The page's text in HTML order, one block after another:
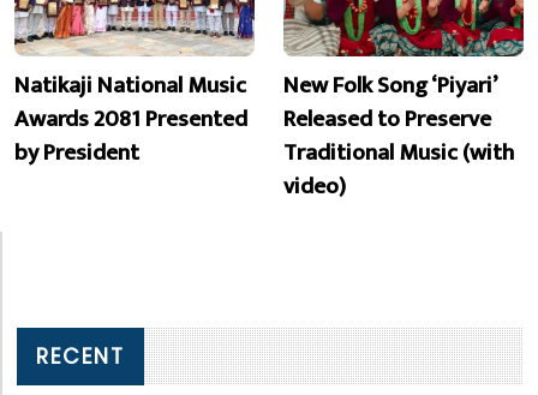
Natikaji National Music
Awards 2081 Presented
by President
New Folk Song ‘Piyari’
Released to Preserve
Traditional Music (with
video)
RECENT